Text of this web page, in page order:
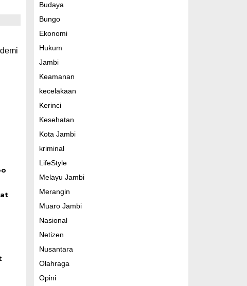
Budaya
Bungo
Ekonomi
Hukum
Jambi
Keamanan
kecelakaan
Kerinci
Kesehatan
Kota Jambi
kriminal
LifeStyle
Melayu Jambi
Merangin
Muaro Jambi
Nasional
Netizen
Nusantara
Olahraga
Opini